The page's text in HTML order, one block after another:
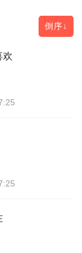
倒序↓
欢